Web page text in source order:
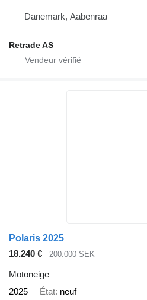
Danemark, Aabenraa
Retrade AS
Polaris 2025
18.240 €
200.000 SEK
Motoneige
2025
État neuf